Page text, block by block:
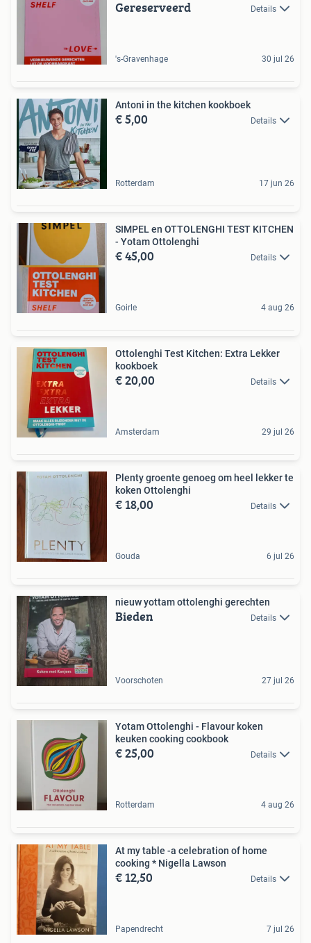
Gereserveerd Details
's-Gravenhage 30 jul 26
Antoni in the kitchen kookboek
€ 5,00 Details
Rotterdam 17 jun 26
SIMPEL en OTTOLENGHI TEST KITCHEN
- Yotam Ottolenghi
€ 45,00 Details
Goirle 4 aug 26
Ottolenghi Test Kitchen: Extra Lekker
kookboek
€ 20,00 Details
Amsterdam 29 jul 26
Plenty groente genoeg om heel lekker te
koken Ottolenghi
€ 18,00 Details
Gouda 6 jul 26
nieuw yottam ottolenghi gerechten
Bieden Details
Voorschoten 27 jul 26
Yotam Ottolenghi - Flavour koken
keuken cooking cookbook
€ 25,00 Details
Rotterdam 4 aug 26
At my table -a celebration of home
cooking * Nigella Lawson
€ 12,50 Details
Papendrecht 7 jul 26